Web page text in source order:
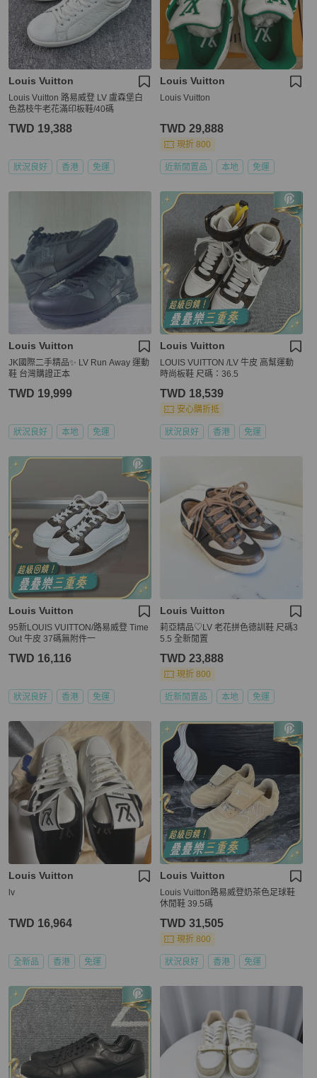
Louis Vuitton
Louis Vuitton 路易威登 LV 盧森堡白
色荔枝牛老花滿印板鞋/40碼
TWD 19,388
狀況良好 香港 免運
Louis Vuitton
Louis Vuitton
TWD 29,888
現折 800
近新閒置品 本地 免運
Louis Vuitton
JK國際二手精品✨ LV Run Away 運動
鞋 台灣購證正本
TWD 19,999
狀況良好 本地 免運
Louis Vuitton
LOUIS VUITTON /LV 牛皮 高幫運動
時尚板鞋 尺碼：36.5
TWD 18,539
安心購折抵
狀況良好 香港 免運
Louis Vuitton
95新LOUIS VUITTON/路易威登 Time
Out 牛皮 37碼無附件一
TWD 16,116
狀況良好 香港 免運
Louis Vuitton
莉亞精品♡LV 老花拼色德訓鞋 尺碼3
5.5 全新閒置
TWD 23,888
現折 800
近新閒置品 本地 免運
Louis Vuitton
lv
TWD 16,964
全新品 香港 免運
Louis Vuitton
Louis Vuitton路易威登奶茶色足球鞋
休閒鞋 39.5碼
TWD 31,505
現折 800
狀況良好 香港 免運